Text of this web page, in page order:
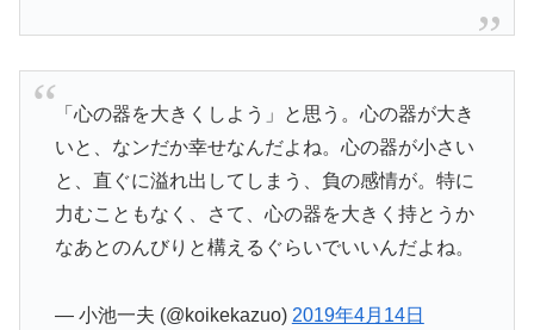
「心の器を大きくしよう」と思う。心の器が大き
いと、なンだか幸せなんだよね。心の器が小さい
と、直ぐに溢れ出してしまう、負の感情が。特に
力むこともなく、さて、心の器を大きく持とうか
なあとのんびりと構えるぐらいでいいんだよね。
— 小池一夫 (@koikekazuo) 2019年4月14日